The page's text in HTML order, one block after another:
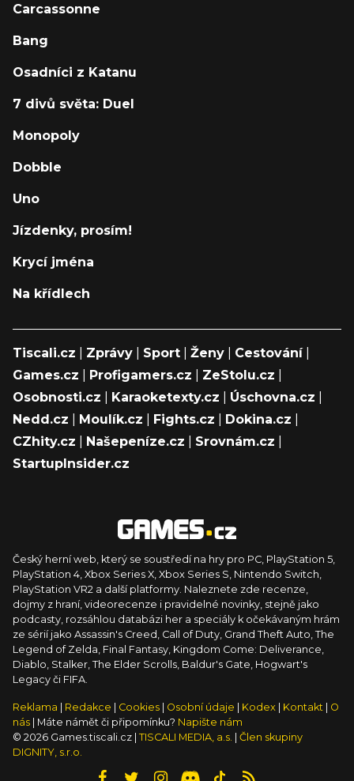
Carcassonne
Bang
Osadníci z Katanu
7 divů světa: Duel
Monopoly
Dobble
Uno
Jízdenky, prosím!
Krycí jména
Na křídlech
Tiscali.cz Zprávy Sport Ženy Cestování|
Games.cz
Profigamers.cz ZeStolu.cz
Osobnosti.cz
Karaoketexty.cz Úschovna.cz
Nedd.cz
Moulík.cz Fights.cz Dokina.cz
CZhity.cz
Našepeníze.cz Srovnám.cz
StartupInsider.cz
Český herní web, který se soustředí na hry pro PC, PlayStation 5,
PlayStation 4, Xbox Series X, Xbox Series S, Nintendo Switch,
PlayStation VR2 a další platformy. Naleznete zde recenze,
dojmy z hraní, videorecenze i pravidelné novinky, stejně jako
podcasty, rozsáhlou databázi her a speciály k očekávaným hrám
ze sérií jako Assassin's Creed, Call of Duty, Grand Theft Auto, The
Legend of Zelda, Final Fantasy, Kingdom Come: Deliverance,
Diablo, Stalker, The Elder Scrolls, Baldur's Gate, Hogwart's
Legacy či FIFA.
Reklama Redakce Cookies Osobní údaje Kodex Kontakt
O
nás
| Máte námět či připomínku? Napište nám
© 2026 Games.tiscali.cz | TISCALI MEDIA, a.s.
Člen skupiny
DIGNITY, s.r.o.